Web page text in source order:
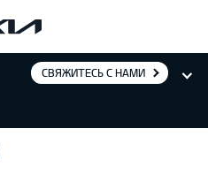
СВЯЖИТЕСЬ С НАМИ